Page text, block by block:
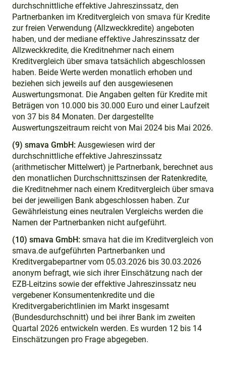
durchschnittliche effektive Jahreszinssatz, den
Partnerbanken im Kreditvergleich von smava für Kredite
zur freien Verwendung (Allzweckkredite) angeboten
haben, und der mediane effektive Jahreszinssatz der
Allzweckkredite, die Kreditnehmer nach einem
Kreditvergleich über smava tatsächlich abgeschlossen
haben. Beide Werte werden monatlich erhoben und
beziehen sich jeweils auf den ausgewiesenen
Auswertungsmonat. Die Angaben gelten für Kredite mit
Beträgen von 10.000 bis 30.000 Euro und einer Laufzeit
von 37 bis 84 Monaten. Der dargestellte
Auswertungszeitraum reicht von Mai 2024 bis Mai 2026.
(9) smava GmbH: Ausgewiesen wird der
durchschnittliche effektive Jahreszinssatz
(arithmetischer Mittelwert) je Partnerbank, berechnet aus
den monatlichen Durchschnittszinsen der Ratenkredite,
die Kreditnehmer nach einem Kreditvergleich über smava
bei der jeweiligen Bank abgeschlossen haben. Zur
Gewährleistung eines neutralen Vergleichs werden die
Namen der Partnerbanken nicht aufgeführt.
(10) smava GmbH: smava hat die im Kreditvergleich von
smava.de aufgeführten Partnerbanken und
Kreditvergabepartner vom 05.03.2026 bis 30.03.2026
anonym befragt, wie sich ihrer Einschätzung nach der
EZB-Leitzins sowie der effektive Jahreszinssatz neu
vergebener Konsumentenkredite und die
Kreditvergaberichtlinien im Markt insgesamt
(Bundesdurchschnitt) und bei ihrer Bank im zweiten
Quartal 2026 entwickeln werden. Es wurden 12 bis 14
Einschätzungen pro Frage abgegeben.